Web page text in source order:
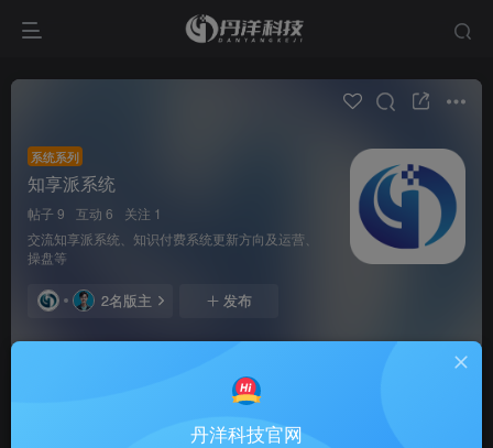
系统系列
知享派系统
帖子 9 互动 6
关注 1
交流知享派系统、知识付费系统更新方向及运营、
操盘等
2名版主 发布
热门
丹洋科技官网